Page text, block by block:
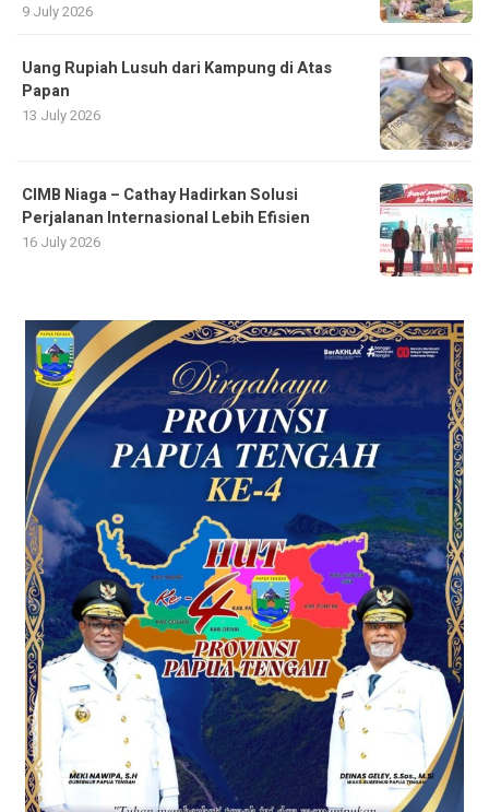
9 July 2026
Uang Rupiah Lusuh dari Kampung di Atas
Papan
13 July 2026
CIMB Niaga – Cathay Hadirkan Solusi
Perjalanan Internasional Lebih Efisien
16 July 2026